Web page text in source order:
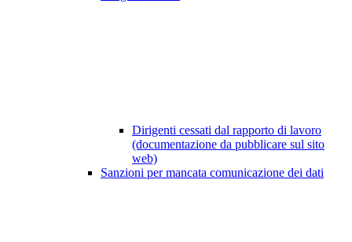
Dirigenti cessati dal rapporto di lavoro
(documentazione da pubblicare sul sito
web)
Sanzioni per mancata comunicazione dei dati